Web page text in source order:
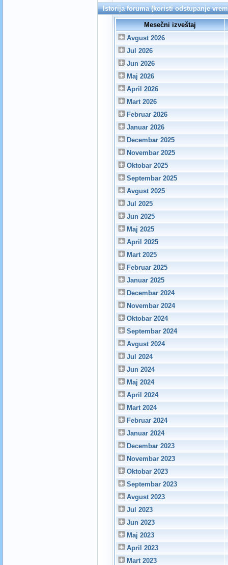
Istorija foruma (koristi odstupanje
Mesečni izveštaj
Avgust 2026
Jul 2026
Jun 2026
Maj 2026
April 2026
Mart 2026
Februar 2026
Januar 2026
Decembar 2025
Novembar 2025
Oktobar 2025
Septembar 2025
Avgust 2025
Jul 2025
Jun 2025
Maj 2025
April 2025
Mart 2025
Februar 2025
Januar 2025
Decembar 2024
Novembar 2024
Oktobar 2024
Septembar 2024
Avgust 2024
Jul 2024
Jun 2024
Maj 2024
April 2024
Mart 2024
Februar 2024
Januar 2024
Decembar 2023
Novembar 2023
Oktobar 2023
Septembar 2023
Avgust 2023
Jul 2023
Jun 2023
Maj 2023
April 2023
Mart 2023